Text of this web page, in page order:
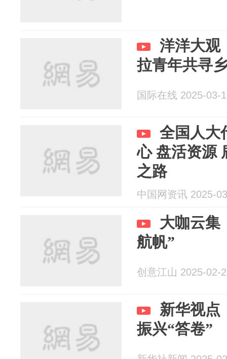
洋洋大
拉青年共寻
国际在线 2025-03-
全国人大
心 盘活资源
之路
中国网资讯 2025-
大咖云集
航帆”
创意江山 2025-02-
新华视点
振兴“答卷”